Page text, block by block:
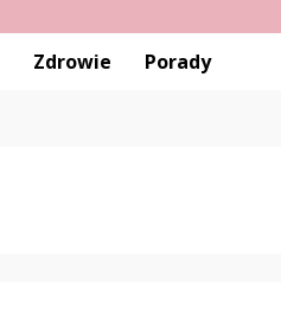
Zdrowie Porady